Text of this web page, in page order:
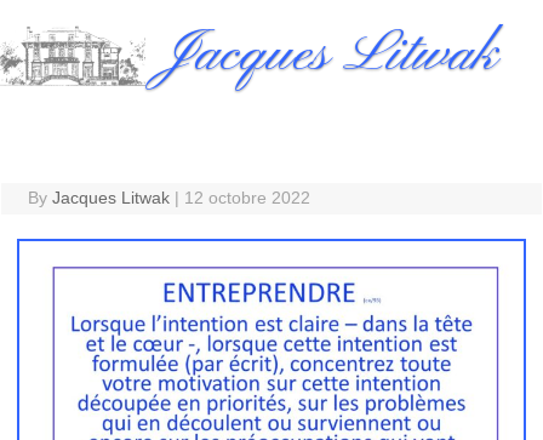
to
content
Jacques Litwak
By Jacques Litwak | 12 octobre 2022